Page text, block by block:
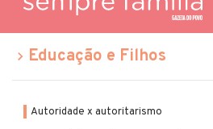
Educação e Filhos
Autoridade x autoritarismo